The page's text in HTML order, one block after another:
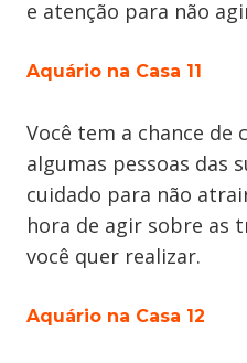
e atenção para não
Aquário na Casa 11
Você tem a chance
algumas pessoas das
cuidado para não
hora de agir sobre as
você quer realizar.
Aquário na Casa 12